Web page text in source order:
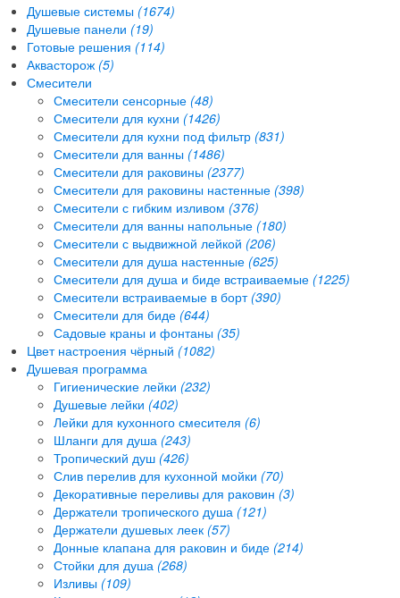
Душевые системы (1674)
Душевые панели (19)
Готовые решения (114)
Аквасторож (5)
Смесители
Смесители сенсорные (48)
Смесители для кухни (1426)
Смесители для кухни под фильтр (831)
Смесители для ванны (1486)
Смесители для раковины (2377)
Смесители для раковины настенные (398)
Смесители с гибким изливом (376)
Смесители для ванны напольные (180)
Смесители с выдвижной лейкой (206)
Смесители для душа настенные (625)
Смесители для душа и биде встраиваемые (1225)
Смесители встраиваемые в борт (390)
Смесители для биде (644)
Садовые краны и фонтаны (35)
Цвет настроения чёрный (1082)
Душевая программа
Гигиенические лейки (232)
Душевые лейки (402)
Лейки для кухонного смесителя (6)
Шланги для душа (243)
Тропический душ (426)
Слив перелив для кухонной мойки (70)
Декоративные переливы для раковин (3)
Держатели тропического душа (121)
Держатели душевых леек (57)
Донные клапана для раковин и биде (214)
Стойки для душа (268)
Изливы (109)